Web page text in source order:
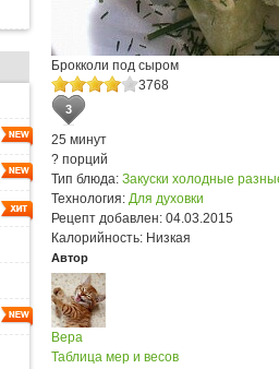
Брокколи под сыром
3768
3
25 минут
? порций
Тип блюда: Закуски холодные
Технология: Для духовки
Рецепт добавлен: 04.03.2015
Калорийность: Низкая
Автор
Вера
Таблица мер и весов